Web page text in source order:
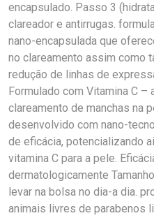
encapsulado. Passo 3
clareador e antirrugas.
nano-encapsulada que
no clareamento assim como
redução de linhas de
Formulado com Vitamina C –
clareamento de manchas na
desenvolvido com nano-
de eficácia, potencializando
vitamina C para a pele.
dermatologicamente
levar na bolsa no dia-a dia.
animais livres de parabenos